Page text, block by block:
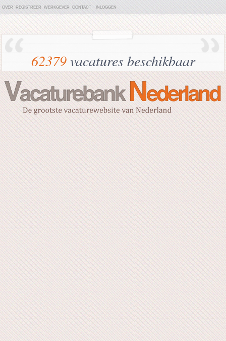
OVER REGISTREER WERKGEVER CONTACT INLOGGEN
62379vacatures beschikbaar